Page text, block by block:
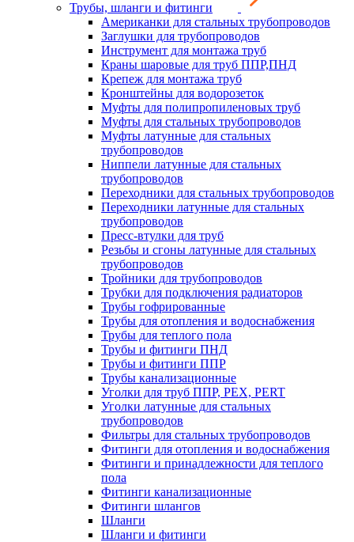
Трубы, шланги и фитинги
Американки для стальных трубопроводов
Заглушки для трубопроводов
Инструмент для монтажа труб
Краны шаровые для труб ППР,ПНД
Крепеж для монтажа труб
Кронштейны для водорозеток
Муфты для полипропиленовых труб
Муфты для стальных трубопроводов
Муфты латунные для стальных
трубопроводов
Ниппели латунные для стальных
трубопроводов
Переходники для стальных трубопроводов
Переходники латунные для стальных
трубопроводов
Пресс-втулки для труб
Резьбы и сгоны латунные для стальных
трубопроводов
Тройники для трубопроводов
Трубки для подключения радиаторов
Трубы гофрированные
Трубы для отопления и водоснабжения
Трубы для теплого пола
Трубы и фитинги ПНД
Трубы и фитинги ППР
Трубы канализационные
Уголки для труб ППР, PEX, PERT
Уголки латунные для стальных
трубопроводов
Фильтры для стальных трубопроводов
Фитинги для отопления и водоснабжения
Фитинги и принадлежности для теплого
пола
Фитинги канализационные
Фитинги шлангов
Шланги
Шланги и фитинги